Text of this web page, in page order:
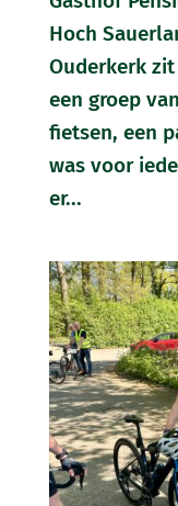
Hoch
Ouderkerk
een groep
fietsen, een
was voor
er...